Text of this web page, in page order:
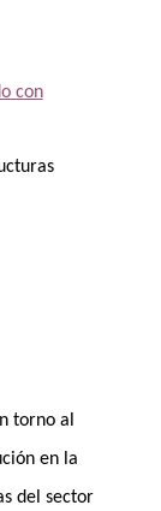
con
torno al
en la
del sector